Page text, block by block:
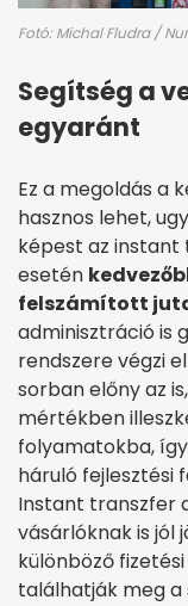
Fotó: Michal Fludra /
Segítség a
egyaránt
Ez a megoldás a
hasznos lehet,
képest az
esetén
felszámított
adminisztráció is
rendszere végzi
sorban előny az
mértékben
folyamatokba,
háruló fejlesztési
Instant transzfer
vásárlóknak is jól
különböző
találhatják meg